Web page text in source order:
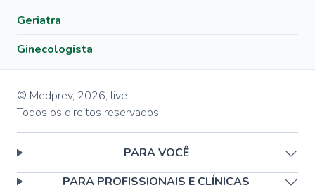
Geriatra
Ginecologista
© Medprev, 2026, live
Todos os direitos reservados
PARA VOCÊ
PARA PROFISSIONAIS E CLÍNICAS